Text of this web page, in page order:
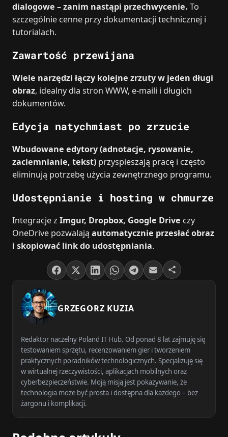
dialogowe – zanim nastąpi przechwycenie. To
szczególnie cenne przy dokumentacji technicznej i
tutorialach.
Zawartość przewijana
Wiele narzędzi łączy kolejne zrzuty w jeden długi
obraz, idealny dla stron WWW, e‑maili i długich
dokumentów.
Edycja natychmiast po zrzucie
Wbudowane edytory (adnotacje, rysowanie,
zaciemnianie, tekst) przyspieszają pracę i często
eliminują potrzebę użycia zewnętrznego programu.
Udostępnianie i hosting w chmurze
Integracje z Imgur, Dropbox, Google Drive czy
OneDrive pozwalają automatycznie przesłać obraz
i skopiować link do udostępniania.
GRZEGORZ KUZIA
Redaktor naczelny Poland IT Hub. Od ponad 8 lat zajmuję się
testowaniem sprzętu, recenzowaniem gier i tworzeniem
praktycznych poradników technologicznych. Specjalizuję się
w wirtualnej rzeczywistości, aplikacjach mobilnych oraz
cyberbezpieczeństwie. Moją misją jest pokazywanie, że
technologia może być prosta i dostępna dla każdego – bez
żargonu i komplikacji.